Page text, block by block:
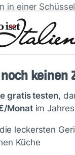
keinen
gratis testen,
Monatim
leckersten
Küche
in einer
: Längere
verbessern die